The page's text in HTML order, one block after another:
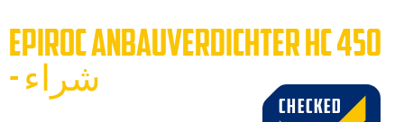
EPIROC ANBAUVERDICHTER HC 450
- شراء
CHECKED